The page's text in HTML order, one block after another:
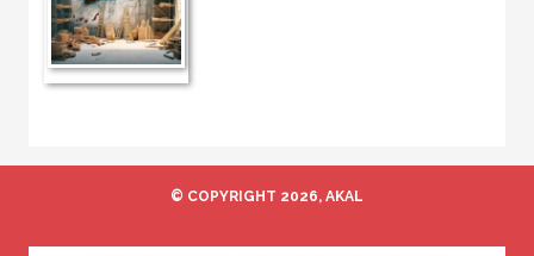
© COPYRIGHT 2026, AKAL